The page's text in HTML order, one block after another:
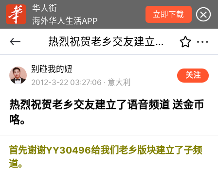
华人街
海外华人生活APP
立即下载
热烈祝贺老乡交友建立了语音频道 送金币咯。
别碰我的妞
2012-3-22 03:27:06 · 意大利
关注
热烈祝贺老乡交友建立了语音频道 送金币
咯。
首先谢谢YY30496给我们老乡版块建立了子频
道。